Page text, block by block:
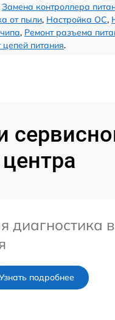
Замена контроллера
от пыли, Настройка ОС,
, Ремонт разъема
цепей питания.
центра
диагностика
подробнее